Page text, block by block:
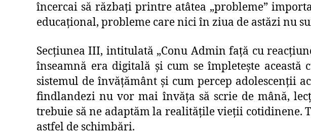
încercai să răzbați printre atâtea „probleme”
educațional, probleme care nici în ziua de astăzi nu
Secțiunea III, intitulată „Conu Admin față cu
înseamnă era digitală și cum se împletește
sistemul de învățământ și cum percep adolescenții
findlandezi nu vor mai învăța să scrie de mână,
trebuie să ne adaptăm la realitățile vieții cotidinene.
astfel de schimbări.